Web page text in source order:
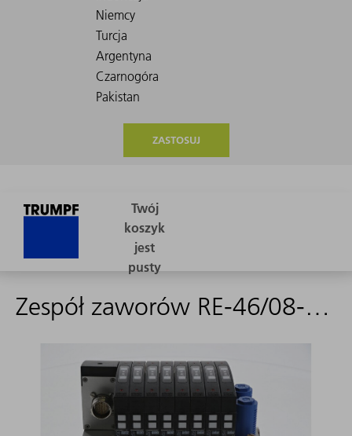
ZASTOSUJ
Zespół zaworów RE-46/08-M-4